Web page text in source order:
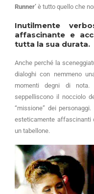
Runner’ è tutto quello che
Inutilmente
affascinante e
tutta la sua durata.
Anche perché la
dialoghi con nemmeno
momenti degni di nota.
seppelliscono il nocciolo
“missione” dei
esteticamente affascinanti
un tabellone.